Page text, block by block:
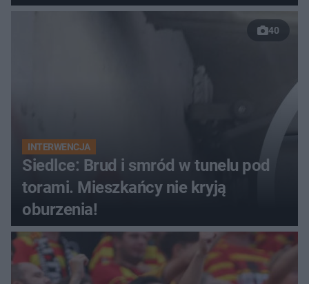
[ZDJĘCIA]
40
INTERWENCJA
Siedlce: Brud i smród w tunelu pod
torami. Mieszkańcy nie kryją
oburzenia!